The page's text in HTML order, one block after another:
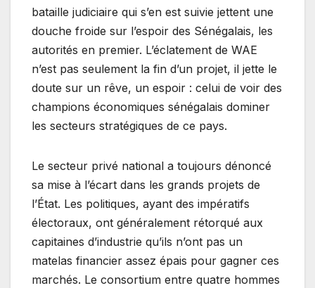
bataille judiciaire qui s’en est suivie jettent une
douche froide sur l’espoir des Sénégalais, les
autorités en premier. L’éclatement de WAE
n’est pas seulement la fin d’un projet, il jette le
doute sur un rêve, un espoir : celui de voir des
champions économiques sénégalais dominer
les secteurs stratégiques de ce pays.
Le secteur privé national a toujours dénoncé
sa mise à l’écart dans les grands projets de
l’État. Les politiques, ayant des impératifs
électoraux, ont généralement rétorqué aux
capitaines d’industrie qu’ils n’ont pas un
matelas financier assez épais pour gagner ces
marchés. Le consortium entre quatre hommes